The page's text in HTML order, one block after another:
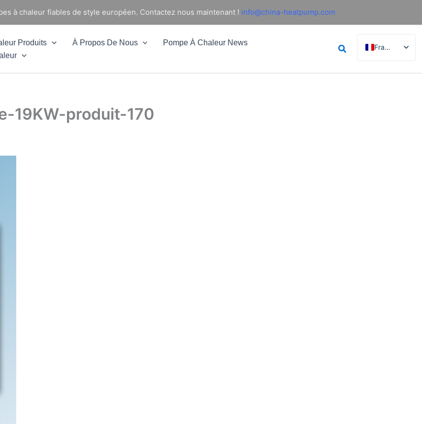
à chaleur fiables de style européen. Contactez nous maintenant ! info@china-heatpump.com
Produits À Propos De Nous
Pompe À Chaleur News
RechercherFrançais
English
19KW-produit-170